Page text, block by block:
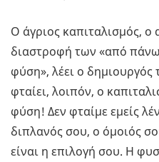
Ο άγριος καπιταλισμός, ο
διαστροφή των «από
φύση», λέει ο δημιουργός
φταίει, λοιπόν, ο
φύση! Δεν φταίμε εμείς
διπλανός σου, ο όμοιός
είναι η επιλογή σου. Η